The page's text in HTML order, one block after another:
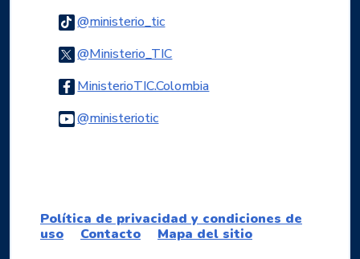
@ministerio_ticLogo Tiktok
@Ministerio_TICLogo Twitter
MinisterioTIC.ColombiaLogo Facebook
@ministerioticLogo Youtube
Política de privacidad y condiciones de
uso
Contacto Mapa del sitio